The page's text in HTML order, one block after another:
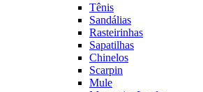
Tênis
Sandálias
Rasteirinhas
Sapatilhas
Chinelos
Scarpin
Mule